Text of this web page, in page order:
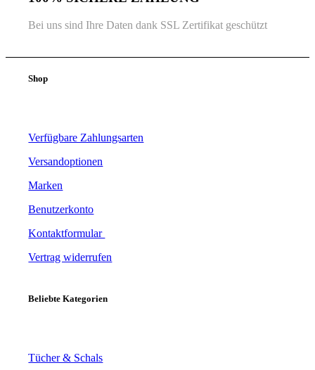
Bei uns sind Ihre Daten dank SSL Zertifikat geschützt
Shop
Verfügbare Zahlungsarten
Versandoptionen
Marken
Benutzerkonto
Kontaktformular
Vertrag widerrufen
Beliebte Kategorien
Tücher & Schals